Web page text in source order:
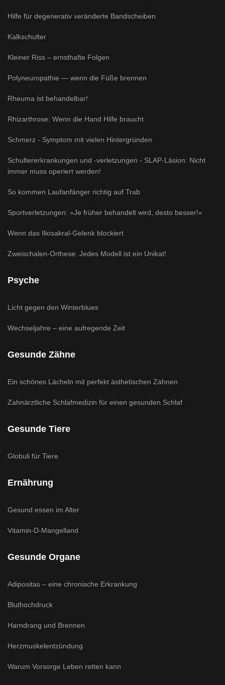
Hilfe für degenerativ veränderte Bandscheiben
Kalkschulter
Kleiner Riss – ernsthafte Folgen
Polyneuropathie — wenn die Füße brennen
Rheuma ist behandelbar!
Rhizarthrose: Wenn die Hand Hilfe braucht
Schmerz - Symptom mit vielen Hintergründen
Schultererkrankungen und -verletzungen - SLAP-Läsion: Nicht
immer muss operiert werden!
So kommen Laufanfänger richtig auf Trab
Sportverletzungen: »Je früher behandelt wird, desto besser!«
Wenn das Iliosakral-Gelenk blockiert
Zweischalen-Orthese: Jedes Modell ist ein Unikat!
Psyche
Licht gegen den Winterblues
Wechseljahre – eine aufregende Zeit
Gesunde Zähne
Ein schönes Lächeln mit perfekt ästhetischen Zähnen
Zahnärztliche Schlafmedizin für einen gesunden Schlaf
Gesunde Tiere
Globuli für Tiere
Ernährung
Gesund essen im Alter
Vitamin-D-Mangelland
Gesunde Organe
Adipositas – eine chronische Erkrankung
Bluthochdruck
Harndrang und Brennen
Herzmuskelentzündung
Warum Vorsorge Leben retten kann